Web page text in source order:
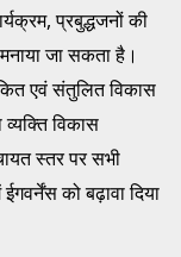
प्रबुद्धजनों की
जा सकता है।
एवं संतुलित विकास
विकास
स्तर पर सभी
को बढ़ावा दिया